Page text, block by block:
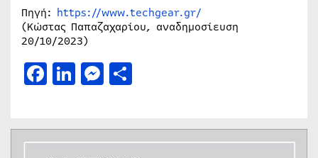
Πηγή: https://www.techgear.gr/
(Κώστας Παπαζαχαρίου, αναδημοσίευση
20/10/2023)
Facebook
LinkedIn
Messenger